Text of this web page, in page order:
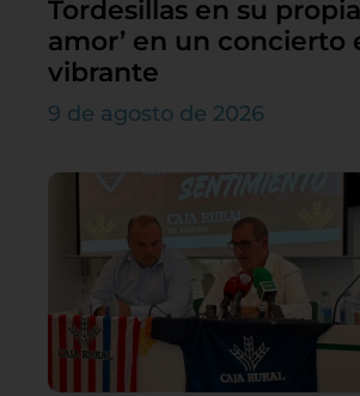
Tordesillas en su
amor’ en un concierto
vibrante
9 de agosto de 2026